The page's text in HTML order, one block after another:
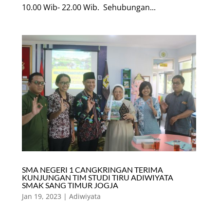
10.00 Wib- 22.00 Wib. Sehubungan...
SMA NEGERI 1 CANGKRINGAN TERIMA
KUNJUNGAN TIM STUDI TIRU ADIWIYATA
SMAK SANG TIMUR JOGJA
Jan 19, 2023 | Adiwiyata